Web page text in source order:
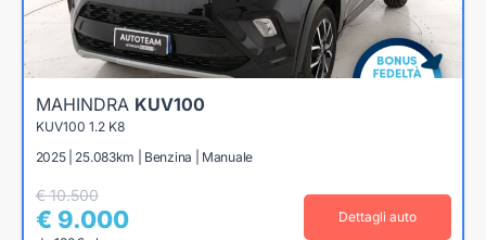
MAHINDRA KUV100
KUV100 1.2 K8
2025 | 25.083km | Benzina | Manuale
€ 10.500
€ 9.000 Dettagli auto